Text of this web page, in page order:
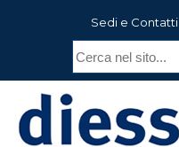
Sedi e Contatti